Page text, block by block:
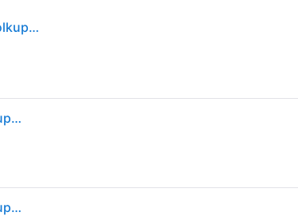
Celly Easy Bike, Matkapuhelin/älypuhelin, Passiiviteline, Polkupyörä, Vaaleanpunainen
Celly Easy Bike, Matkapuhelin/älypuhelin, Passiiviteline, Polkupyörä, Vaaleanpunainen
Celly Easy Bike, Matkapuhelin/älypuhelin, Passiiviteline, Polkupyörä, Vaaleanpunainen